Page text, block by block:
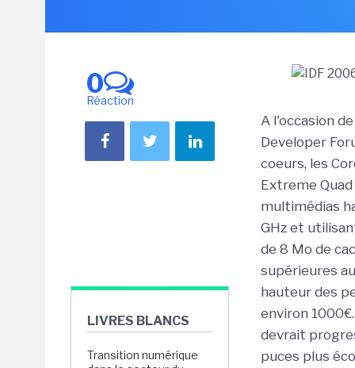
0
Réaction
LIVRES BLANCS
Transition numérique
A l'occasion
Developer
coeurs, les
Extreme
multimédias
GHz et
de 8 Mo de
supérieures
hauteur des
environ
devrait
puces plus